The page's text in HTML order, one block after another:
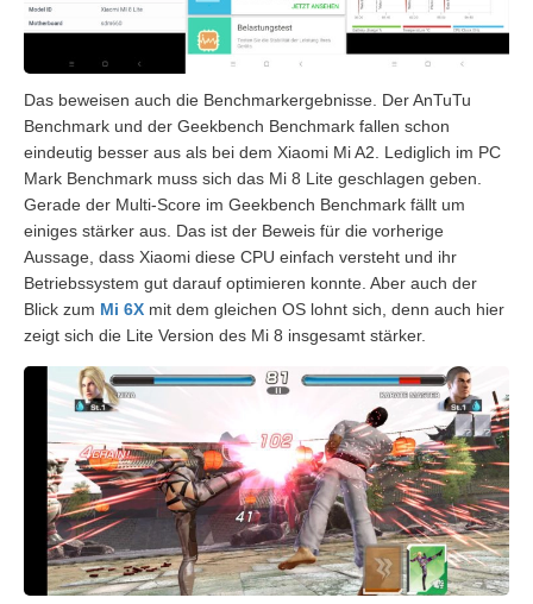
Das beweisen auch die Benchmarkergebnisse. Der AnTuTu
Benchmark und der Geekbench Benchmark fallen schon
eindeutig besser aus als bei dem Xiaomi Mi A2. Lediglich im PC
Mark Benchmark muss sich das Mi 8 Lite geschlagen geben.
Gerade der Multi-Score im Geekbench Benchmark fällt um
einiges stärker aus. Das ist der Beweis für die vorherige
Aussage, dass Xiaomi diese CPU einfach versteht und ihr
Betriebssystem gut darauf optimieren konnte. Aber auch der
Blick zum Mi 6X mit dem gleichen OS lohnt sich, denn auch hier
zeigt sich die Lite Version des Mi 8 insgesamt stärker.